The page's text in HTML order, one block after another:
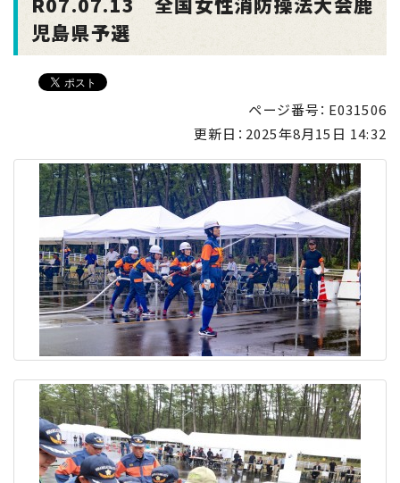
児島県予選
ページ番号：E031506
更新日： 2025年8月15日 14:32